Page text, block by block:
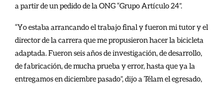
a partir de un pedido de la ONG “Grupo Artículo 24”.
“Yo estaba arrancando el trabajo final y fueron mi tutor y el
director de la carrera que me propusieron hacer la bicicleta
adaptada. Fueron seis años de investigación, de desarrollo,
de fabricación, de mucha prueba y error, hasta que ya la
entregamos en diciembre pasado”, dijo a Télam el egresado,